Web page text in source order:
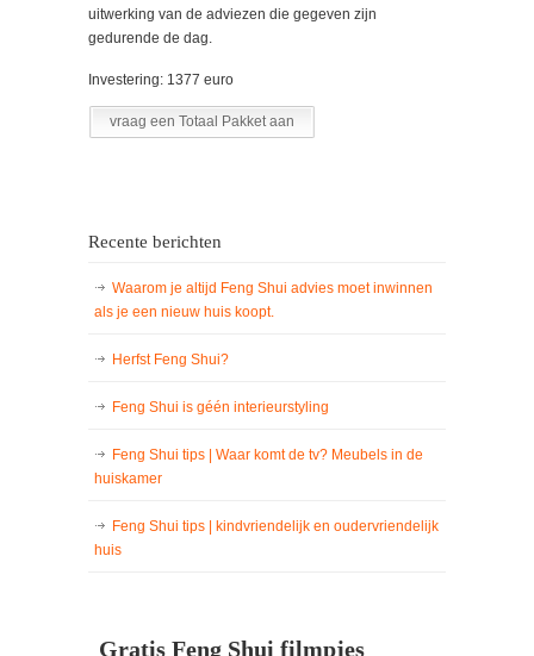
uitwerking van de adviezen die gegeven zijn
gedurende de dag.
Investering: 1377 euro
vraag een Totaal Pakket aan
Recente berichten
Waarom je altijd Feng Shui advies moet inwinnen
als je een nieuw huis koopt.
Herfst Feng Shui?
Feng Shui is géén interieurstyling
Feng Shui tips | Waar komt de tv? Meubels in de
huiskamer
Feng Shui tips | kindvriendelijk en oudervriendelijk
huis
Gratis Feng Shui filmpjes